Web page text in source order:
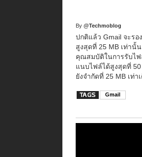
By@Techmoblog
ปกติแล้ว Gmail จะร
สูงสุดที่ 25 MB เท่านั้
คุณสมบัติในการรับไฟ
แนบไฟล์ได้สูงสุดที่
ยังจำกัดที่ 25 MB เท่า
Gmail